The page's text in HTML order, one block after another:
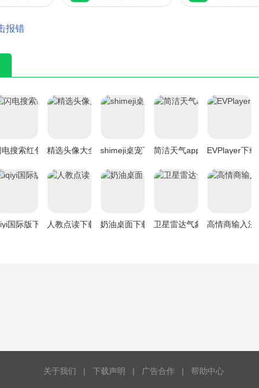
报错
电搜索红包版下载精选头像大全下载shimeji桌宠下载简洁天气app下载EVPlayer下载
国际版下载 人教点读下载 奶油桌面下载 卫星雷达气象地图下载
高情商输入法
关于我们 | 下载声明 | 广告合作 | 帮助中心